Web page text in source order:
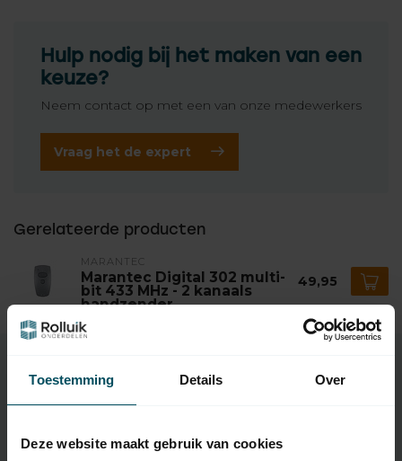
Toestemming Details Over
Deze website maakt gebruik van cookies
Hulp nodig bij het maken van een
keuze?
Neem contact op met een van onze medewerkers
Vraag het de expert
Gerelateerde producten
MARANTEC
Marantec Digital 302 multi-
bit 433 MHz - 2 kanaals
handzender
49,95
Specificaties